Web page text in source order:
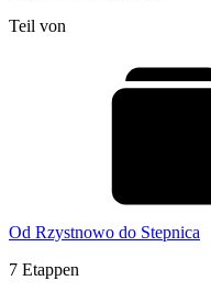
Teil von
Od Rzystnowo do Stepnica
7 Etappen